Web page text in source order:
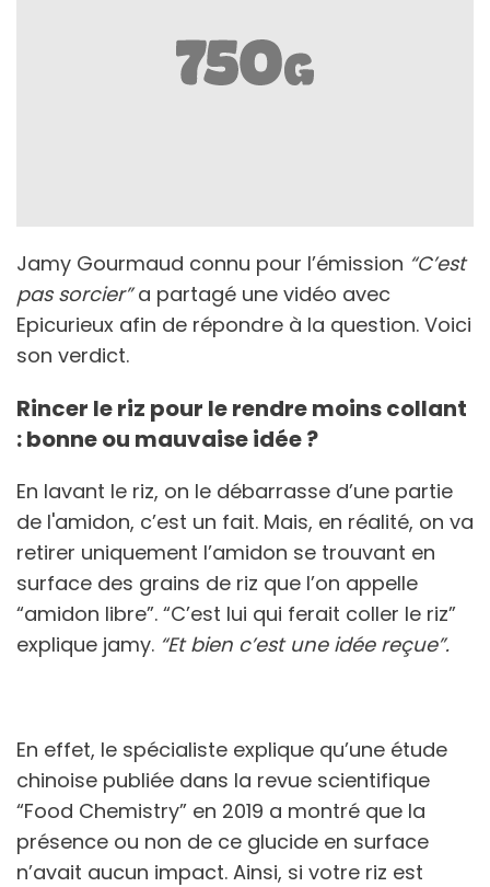
Jamy Gourmaud connu pour l’émission “C’est
pas sorcier”a partagé une vidéo avec
Epicurieux afin de répondre à la question. Voici
son verdict.
Rincer le riz pour le rendre moins collant
: bonne ou mauvaise idée ?
En lavant le riz, on le débarrasse d’une partie
de l'amidon, c’est un fait. Mais, en réalité, on va
retirer uniquement l’amidon se trouvant en
surface des grains de riz que l’on appelle
“amidon libre”. “C’est lui qui ferait coller le riz”
explique jamy. “Et bien c’est une idée reçue”.
En effet, le spécialiste explique qu’une étude
chinoise publiée dans la revue scientifique
“Food Chemistry” en 2019 a montré que la
présence ou non de ce glucide en surface
n’avait aucun impact. Ainsi, si votre riz est